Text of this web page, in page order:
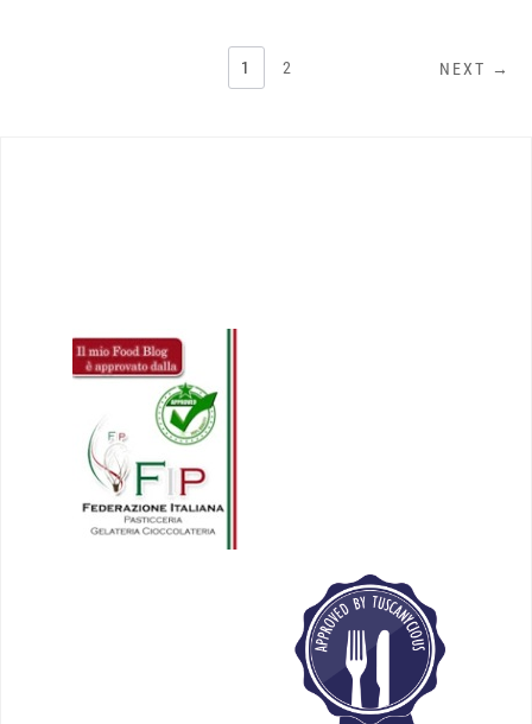
1 2 NEXT →